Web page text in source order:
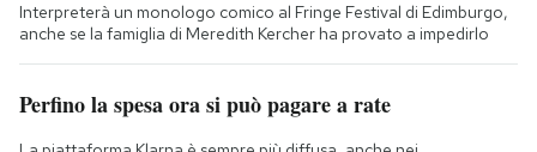
Interpreterà un monologo comico al Fringe Festival di Edimburgo,
anche se la famiglia di Meredith Kercher ha provato a impedirlo
Perfino la spesa ora si può pagare a rate